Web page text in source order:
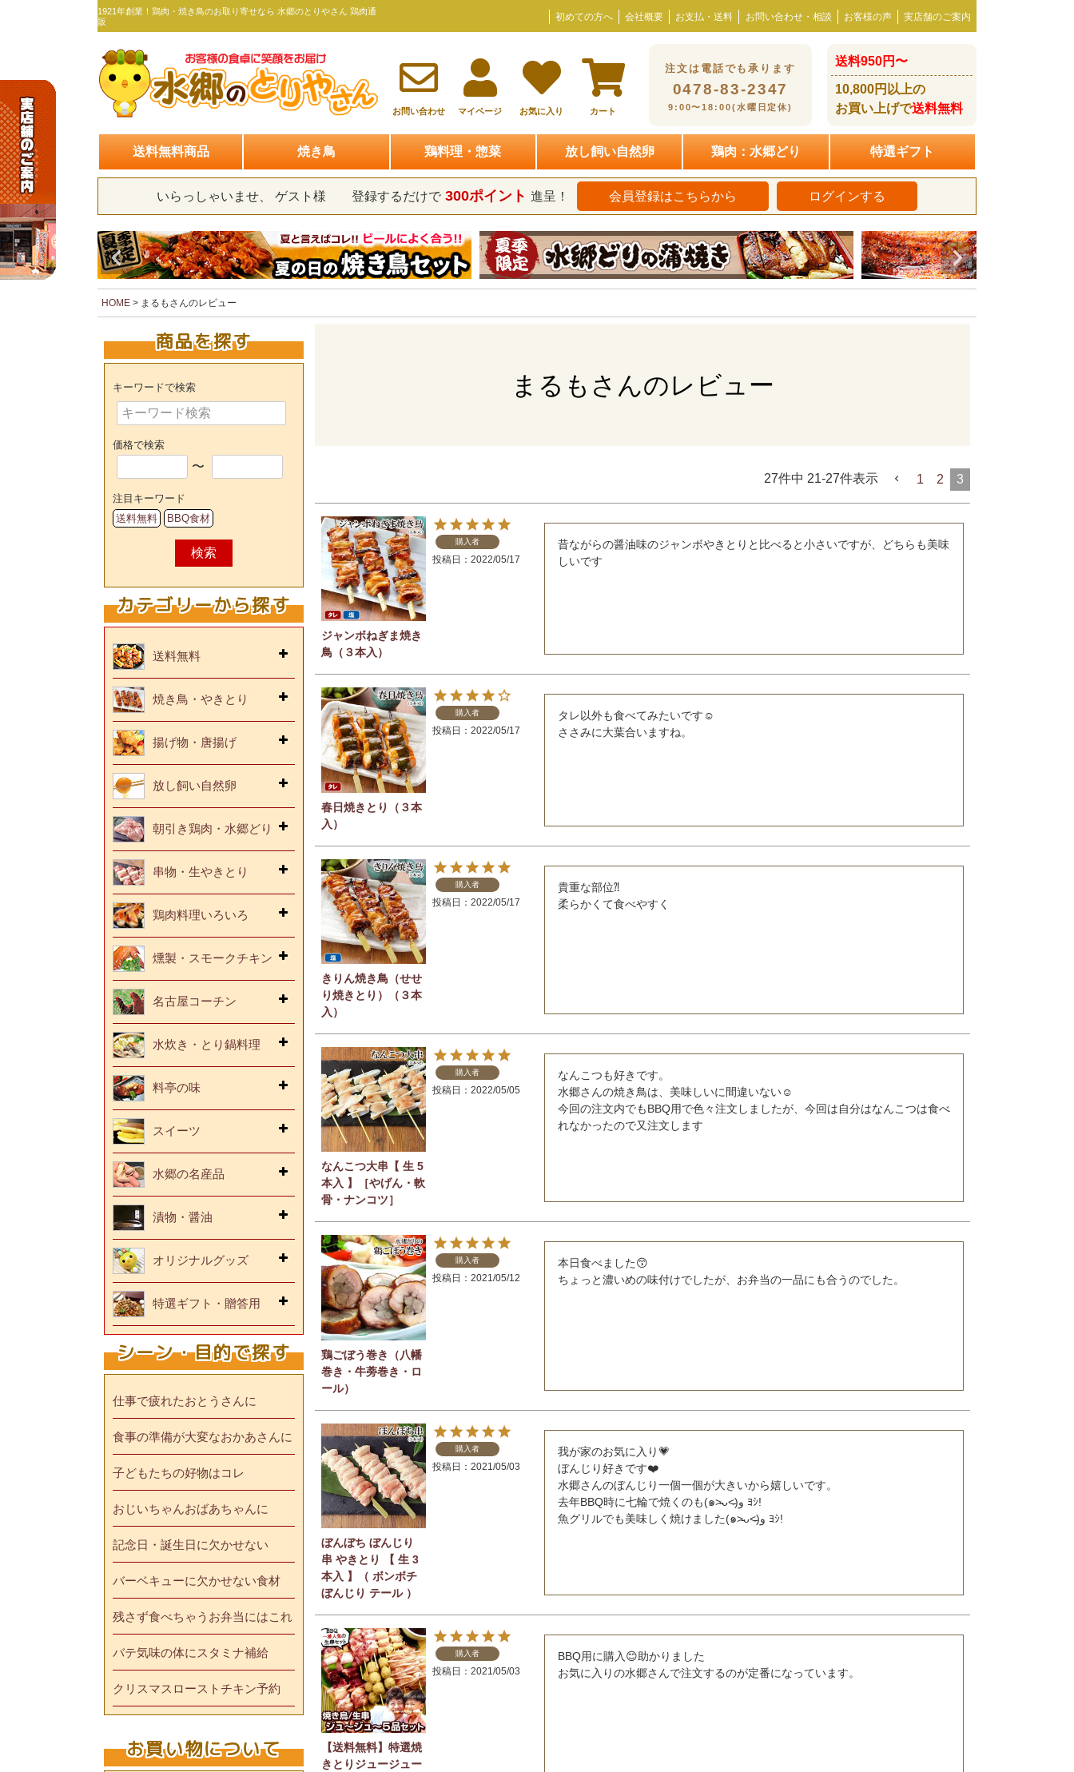
1921年創業！鶏肉・焼き鳥のお取り寄せなら 水郷のとりやさん 鶏肉通
販
初めての方へ 会社概要 お支払・送料 お問い合わせ・相談 お客様の声 実店舗のご案内
お問い合わせ マイページ お気に入り カート
注文は電話でも承ります
0478-83-2347
9:00〜18:00(水曜日定休)
送料950円〜
10,800円以上の
お買い上げで送料無料
送料無料商品 焼き鳥 鶏料理・惣菜 放し飼い自然卵 鶏肉：水郷どり 特選ギフト
いらっしゃいませ、 ゲスト様 登録するだけで 300ポイント 進呈！ 会員登録はこちらから ログインする
HOME まるもさんのレビュー
商品を探す
キーワードで検索
価格で検索
〜
注目キーワード
送料無料
BBQ食材
検索
カテゴリーから探す
送料無料
焼き鳥・やきとり
揚げ物・唐揚げ
放し飼い自然卵
朝引き鶏肉・水郷どり
串物・生やきとり
鶏肉料理いろいろ
燻製・スモークチキン
名古屋コーチン
水炊き・とり鍋料理
料亭の味
スイーツ
水郷の名産品
漬物・醤油
オリジナルグッズ
特選ギフト・贈答用
シーン・目的で探す
仕事で疲れたおとうさんに
食事の準備が大変なおかあさんに
子どもたちの好物はコレ
おじいちゃんおばあちゃんに
記念日・誕生日に欠かせない
バーベキューに欠かせない食材
残さず食べちゃうお弁当にはこれ
バテ気味の体にスタミナ補給
クリスマスローストチキン予約
お買い物について
まるもさんのレビュー
27件中 21-27件表示 1 2 3
ジャンボねぎま焼き
鳥（３本入）
購入者
投稿日 2022/05/17
昔ながらの醤油味のジャンボやきとりと比べると小さいですが、どちらも美味
しいです
春日焼きとり（３本
入）
購入者
投稿日 2022/05/17
タレ以外も食べてみたいです☺️
ささみに大葉合いますね。
きりん焼き鳥（せせ
り焼きとり）（３本
入）
購入者
投稿日 2022/05/17
貴重な部位⁈
なんこつ大串【 生 5
本入 】［やげん・軟
骨・ナンコツ］
購入者
投稿日 2022/05/05
なんこつも好きです。
水郷さんの焼き鳥は、美味しいに間違いない☺️
今回の注文内でもBBQ用で色々注文しましたが、今回は自分はなんこつは食べ
れなかったので又注文します
鶏ごぼう巻き（八幡
巻き・牛蒡巻き・ロ
ール）
購入者
投稿日 2021/05/12
本日食べました😙
ちょっと濃いめの味付けでしたが、お弁当の一品にも合うのでした。
ぼんぼち ぼんじり
串 やきとり 【 生 3
本入 】（ ボンボチ
ぼんじり テール ）
購入者
投稿日 2021/05/03
我が家のお気に入り💗
ぼんじり好きです❤️
水郷さんのぼんじり一個一個が大きいから嬉しいです。
去年BBQ時に七輪で焼くのも(๑˃̵ᴗ˂̵)و ﾖｼ!
魚グリルでも美味しく焼けました(๑˃̵ᴗ˂̵)و ﾖｼ!
【送料無料】特選焼
きとりジュージュー
購入者
投稿日 2021/05/03
BBQ用に購入😊助かりました
お気に入りの水郷さんで注文するのが定番になっています。